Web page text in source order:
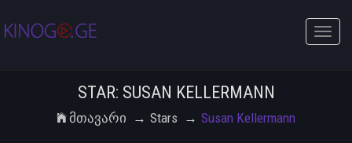
Toggle
STAR: SUSAN KELLERMANN
Მთავარი Stars Susan Kellermann